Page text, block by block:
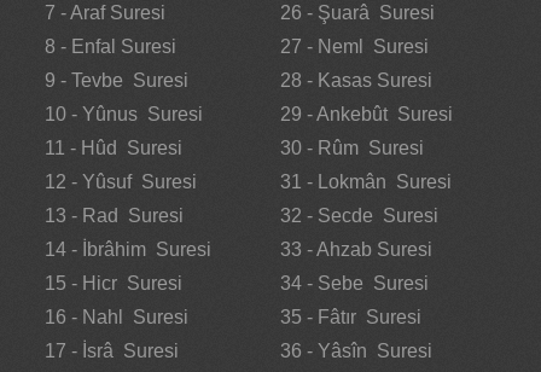
7 - Araf Suresi
8 - Enfal Suresi
9 - Tevbe Suresi
10 - Yûnus Suresi
11 - Hûd Suresi
12 - Yûsuf Suresi
13 - Rad Suresi
14 - İbrâhim Suresi
15 - Hicr Suresi
16 - Nahl Suresi
17 - İsrâ Suresi
26 - Şuarâ Suresi
27 - Neml Suresi
28 - Kasas Suresi
29 - Ankebût Suresi
30 - Rûm Suresi
31 - Lokmân Suresi
32 - Secde Suresi
33 - Ahzab Suresi
34 - Sebe Suresi
35 - Fâtır Suresi
36 - Yâsîn Suresi